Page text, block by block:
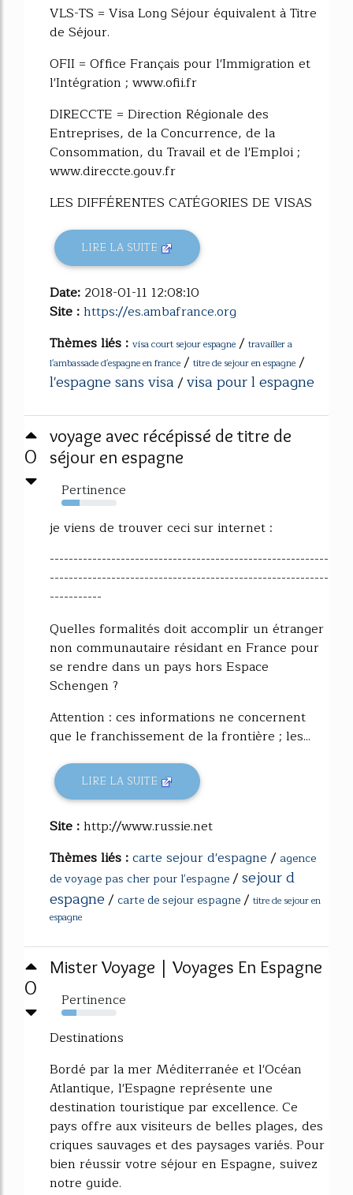
VLS-TS = Visa Long Séjour équivalent à Titre
de Séjour.
OFII = Office Français pour l'Immigration et
l'Intégration ; www.ofii.fr
DIRECCTE = Direction Régionale des
Entreprises, de la Concurrence, de la
Consommation, du Travail et de l'Emploi ;
www.direccte.gouv.fr
LES DIFFÉRENTES CATÉGORIES DE VISAS
LIRE LA SUITE
Date: 2018-01-11 12:08:10
Site :https://es.ambafrance.org
Thèmes liés : visa court sejour espagne / travailler a
l'ambassade d'espagne en france / titre de sejour en espagne /
l'espagne sans visa/visa pour l espagne
0
voyage avec récépissé de titre de
séjour en espagne
Pertinence
33%
je viens de trouver ceci sur internet :
-----------------------------------------------------------
-----------------------------------------------------------
-----------
Quelles formalités doit accomplir un étranger
non communautaire résidant en France pour
se rendre dans un pays hors Espace
Schengen ?
Attention : ces informations ne concernent
que le franchissement de la frontière ; les...
LIRE LA SUITE
Site :http://www.russie.net
Thèmes liés :carte sejour d'espagne/ agence
de voyage pas cher pour l'espagne/sejour d
espagne/ carte de sejour espagne/ titre de sejour en
espagne
0
Mister Voyage | Voyages En Espagne
Pertinence
27%
Destinations
Bordé par la mer Méditerranée et l'Océan
Atlantique, l'Espagne représente une
destination touristique par excellence. Ce
pays offre aux visiteurs de belles plages, des
criques sauvages et des paysages variés. Pour
bien réussir votre séjour en Espagne, suivez
notre guide.